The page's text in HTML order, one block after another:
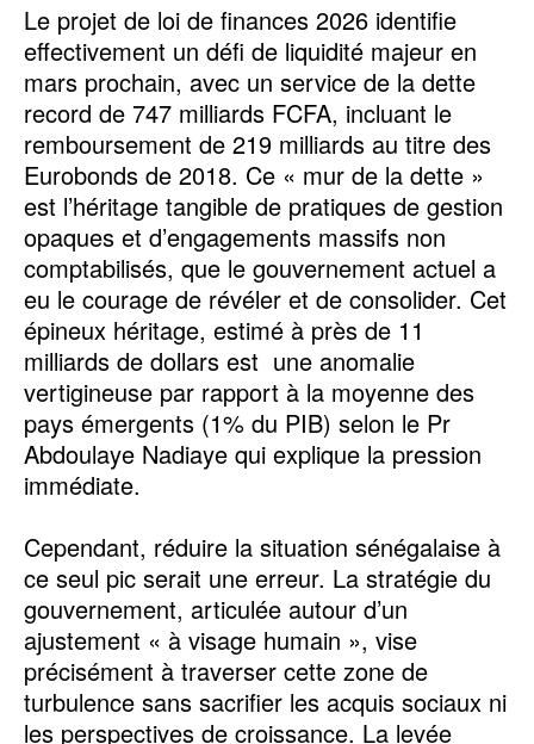
Le projet de loi de finances 2026 identifie
effectivement un défi de liquidité majeur en
mars prochain, avec un service de la dette
record de 747 milliards FCFA, incluant le
remboursement de 219 milliards au titre des
Eurobonds de 2018. Ce « mur de la dette »
est l’héritage tangible de pratiques de gestion
opaques et d’engagements massifs non
comptabilisés, que le gouvernement actuel a
eu le courage de révéler et de consolider. Cet
épineux héritage, estimé à près de 11
milliards de dollars est une anomalie
vertigineuse par rapport à la moyenne des
pays émergents (1% du PIB) selon le Pr
Abdoulaye Nadiaye qui explique la pression
immédiate.
Cependant, réduire la situation sénégalaise à
ce seul pic serait une erreur. La stratégie du
gouvernement, articulée autour d’un
ajustement « à visage humain », vise
précisément à traverser cette zone de
turbulence sans sacrifier les acquis sociaux ni
les perspectives de croissance. La levée